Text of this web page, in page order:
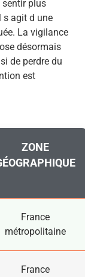
sentir plus
s agit d une
La vigilance
désormais
de perdre du
est
ZONE
France
métropolitaine
France